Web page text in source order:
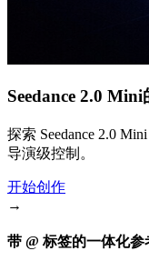
Seedance 2.0
探索 Seedance 2.0
导演级控制。
开始创作
→
带 @ 标签的一体化参